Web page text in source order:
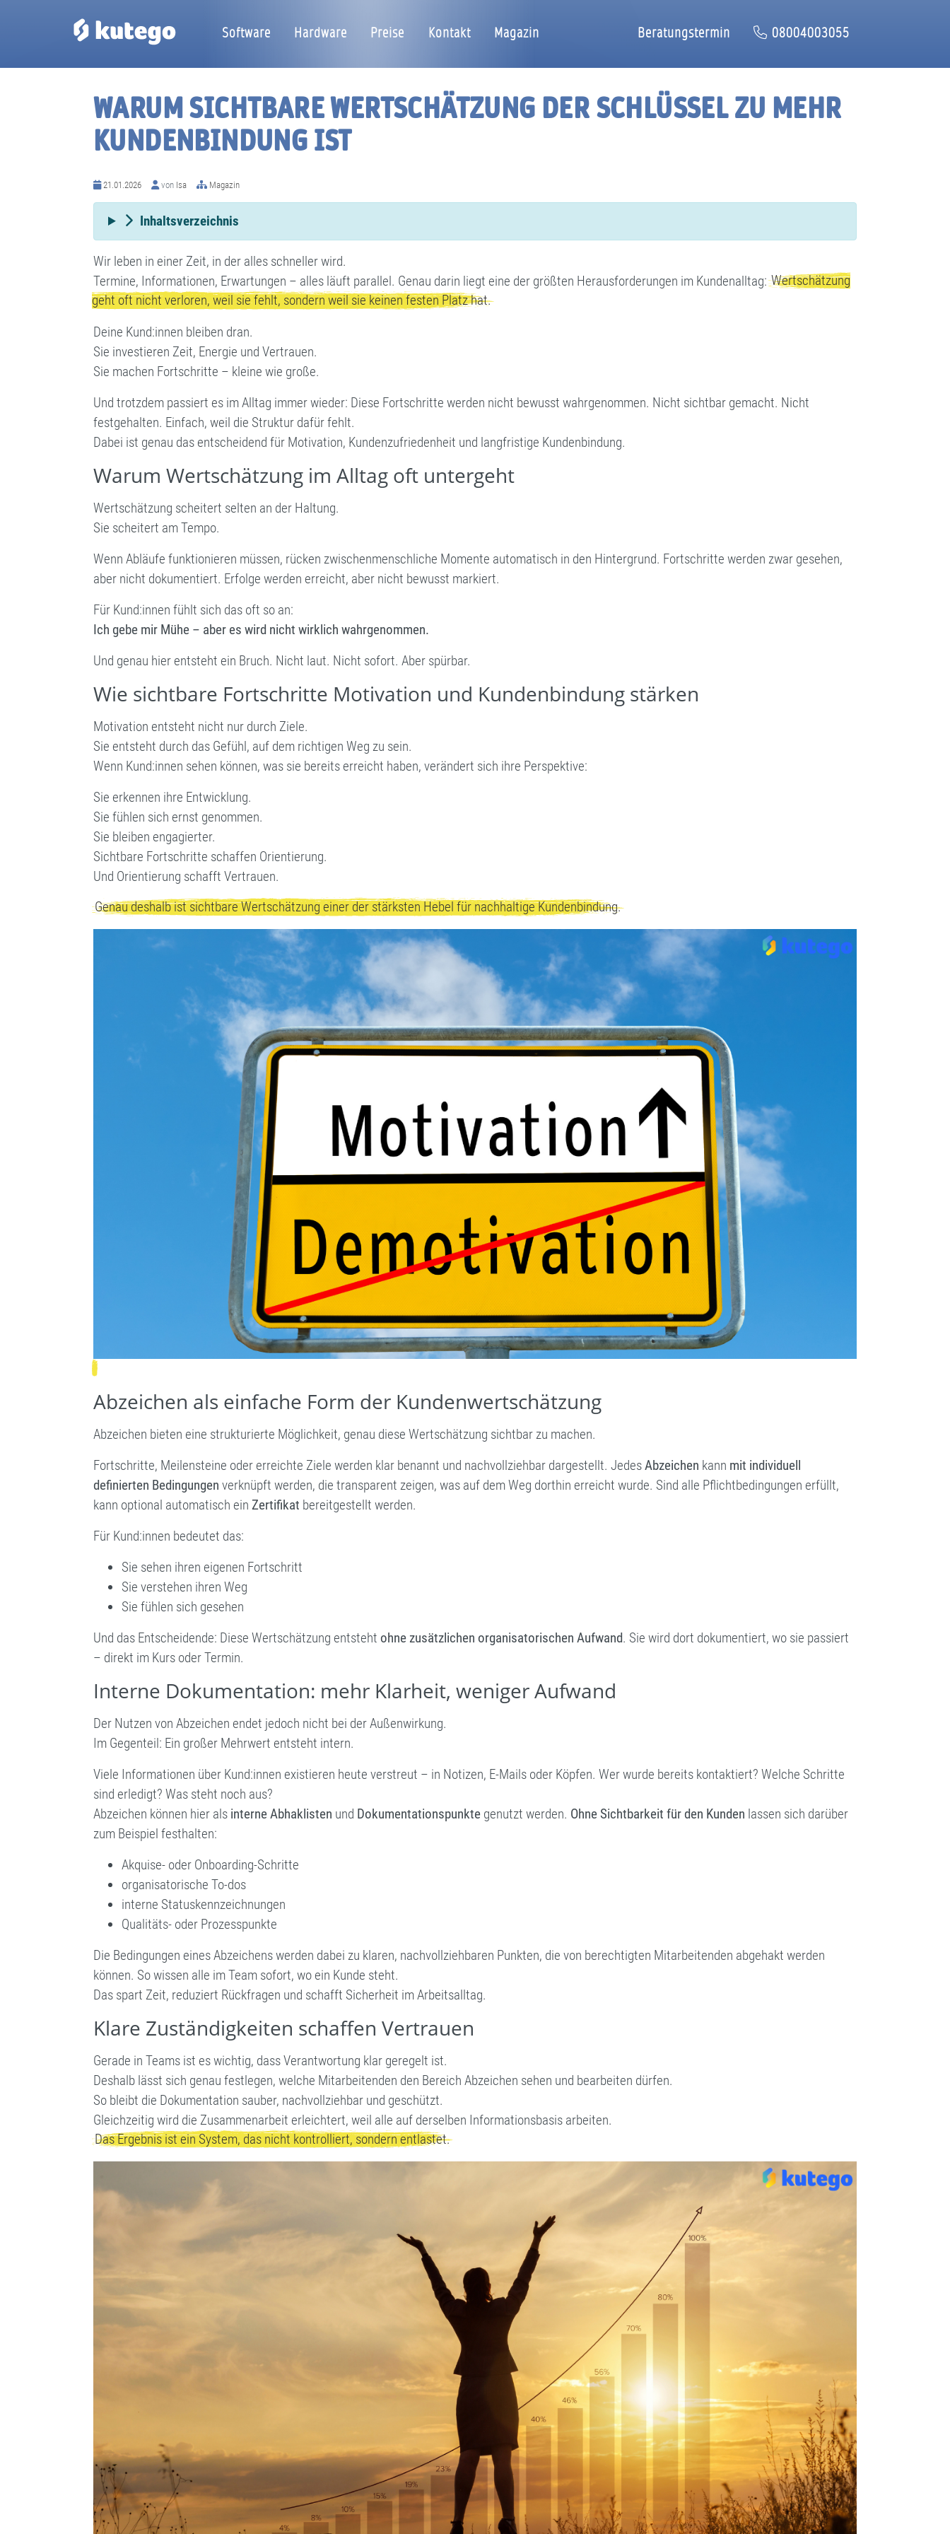
Software Hardware Preise Kontakt Magazin Beratungstermin 08004003055
WARUM SICHTBARE WERTSCHÄTZUNG DER SCHLÜSSEL ZU MEHR
KUNDENBINDUNG IST
21.01.2026 von Isa Magazin
Inhaltsverzeichnis
Wir leben in einer Zeit, in der alles schneller wird.
Termine, Informationen, Erwartungen – alles läuft parallel. Genau darin liegt eine der größten Herausforderungen im Kundenalltag:Wertschätzung
geht oft nicht verloren, weil sie fehlt, sondern weil sie keinen festen Platz hat.
Deine Kund:innen bleiben dran.
Sie investieren Zeit, Energie und Vertrauen.
Sie machen Fortschritte – kleine wie große.
Und trotzdem passiert es im Alltag immer wieder: Diese Fortschritte werden nicht bewusst wahrgenommen. Nicht sichtbar gemacht. Nicht
festgehalten. Einfach, weil die Struktur dafür fehlt.
Dabei ist genau das entscheidend für Motivation, Kundenzufriedenheit und langfristige Kundenbindung.
Warum Wertschätzung im Alltag oft untergeht
Wertschätzung scheitert selten an der Haltung.
Sie scheitert am Tempo.
Wenn Abläufe funktionieren müssen, rücken zwischenmenschliche Momente automatisch in den Hintergrund. Fortschritte werden zwar gesehen,
aber nicht dokumentiert. Erfolge werden erreicht, aber nicht bewusst markiert.
Für Kund:innen fühlt sich das oft so an:
Ich gebe mir Mühe – aber es wird nicht wirklich wahrgenommen.
Und genau hier entsteht ein Bruch. Nicht laut. Nicht sofort. Aber spürbar.
Wie sichtbare Fortschritte Motivation und Kundenbindung stärken
Motivation entsteht nicht nur durch Ziele.
Sie entsteht durch das Gefühl, auf dem richtigen Weg zu sein.
Wenn Kund:innen sehen können, was sie bereits erreicht haben, verändert sich ihre Perspektive:
Sie erkennen ihre Entwicklung.
Sie fühlen sich ernst genommen.
Sie bleiben engagierter.
Sichtbare Fortschritte schaffen Orientierung.
Und Orientierung schafft Vertrauen.
Genau deshalb ist sichtbare Wertschätzung einer der stärksten Hebel für nachhaltige Kundenbindung.
Abzeichen als einfache Form der Kundenwertschätzung
Abzeichen bieten eine strukturierte Möglichkeit, genau diese Wertschätzung sichtbar zu machen.
Fortschritte, Meilensteine oder erreichte Ziele werden klar benannt und nachvollziehbar dargestellt. JedesAbzeichen kann mit individuell
definierten Bedingungen verknüpft werden, die transparent zeigen, was auf dem Weg dorthin erreicht wurde. Sind alle Pflichtbedingungen erfüllt,
kann optional automatisch ein Zertifikat bereitgestellt werden.
Für Kund:innen bedeutet das:
Sie sehen ihren eigenen Fortschritt
Sie verstehen ihren Weg
Sie fühlen sich gesehen
Und das Entscheidende: Diese Wertschätzung entsteht ohne zusätzlichen organisatorischen Aufwand. Sie wird dort dokumentiert, wo sie passiert
– direkt im Kurs oder Termin.
Interne Dokumentation: mehr Klarheit, weniger Aufwand
Der Nutzen von Abzeichen endet jedoch nicht bei der Außenwirkung.
Im Gegenteil: Ein großer Mehrwert entsteht intern.
Viele Informationen über Kund:innen existieren heute verstreut – in Notizen, E-Mails oder Köpfen. Wer wurde bereits kontaktiert? Welche Schritte
sind erledigt? Was steht noch aus?
Abzeichen können hier als interne Abhaklisten und Dokumentationspunkte genutzt werden. Ohne Sichtbarkeit für den Kunden lassen sich darüber
zum Beispiel festhalten:
Akquise- oder Onboarding-Schritte
organisatorische To-dos
interne Statuskennzeichnungen
Qualitäts- oder Prozesspunkte
Die Bedingungen eines Abzeichens werden dabei zu klaren, nachvollziehbaren Punkten, die von berechtigten Mitarbeitenden abgehakt werden
können. So wissen alle im Team sofort, wo ein Kunde steht.
Das spart Zeit, reduziert Rückfragen und schafft Sicherheit im Arbeitsalltag.
Klare Zuständigkeiten schaffen Vertrauen
Gerade in Teams ist es wichtig, dass Verantwortung klar geregelt ist.
Deshalb lässt sich genau festlegen, welche Mitarbeitenden den Bereich Abzeichen sehen und bearbeiten dürfen.
So bleibt die Dokumentation sauber, nachvollziehbar und geschützt.
Gleichzeitig wird die Zusammenarbeit erleichtert, weil alle auf derselben Informationsbasis arbeiten.
Das Ergebnis ist ein System, das nicht kontrolliert, sondern entlastet.